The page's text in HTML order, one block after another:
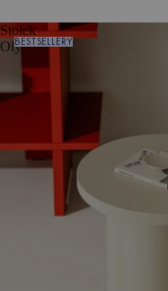
Stołek
OlyBESTSELLERY